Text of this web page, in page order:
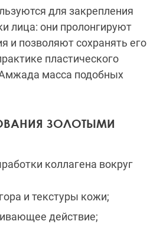
для закрепления
лица: они пролонгируют
и позволяют сохранять его
пластического
масса подобных
ЗОЛОТЫМИ
коллагена вокруг
и текстуры кожи;
действие;